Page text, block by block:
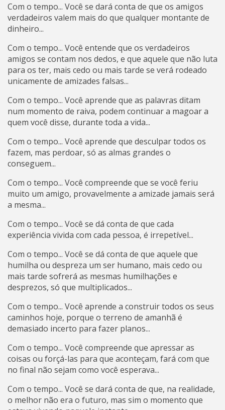
Com o tempo... Você se dará conta de que os amigos
verdadeiros valem mais do que qualquer montante de
dinheiro...
Com o tempo... Você entende que os verdadeiros
amigos se contam nos dedos, e que aquele que não luta
para os ter, mais cedo ou mais tarde se verá rodeado
unicamente de amizades falsas...
Com o tempo... Você aprende que as palavras ditam
num momento de raiva, podem continuar a magoar a
quem você disse, durante toda a vida...
Com o tempo... Você aprende que desculpar todos os
fazem, mas perdoar, só as almas grandes o
conseguem...
Com o tempo... Você compreende que se você feriu
muito um amigo, provavelmente a amizade jamais será
a mesma...
Com o tempo... Você se dá conta de que cada
experiência vivida com cada pessoa, é irrepetível...
Com o tempo... Você se dá conta de que aquele que
humilha ou despreza um ser humano, mais cedo ou
mais tarde sofrerá as mesmas humilhações e
desprezos, só que multiplicados...
Com o tempo... Você aprende a construir todos os seus
caminhos hoje, porque o terreno de amanhã é
demasiado incerto para fazer planos...
Com o tempo... Você compreende que apressar as
coisas ou forçá-las para que aconteçam, fará com que
no final não sejam como você esperava...
Com o tempo... Você se dará conta de que, na realidade,
o melhor não era o futuro, mas sim o momento que